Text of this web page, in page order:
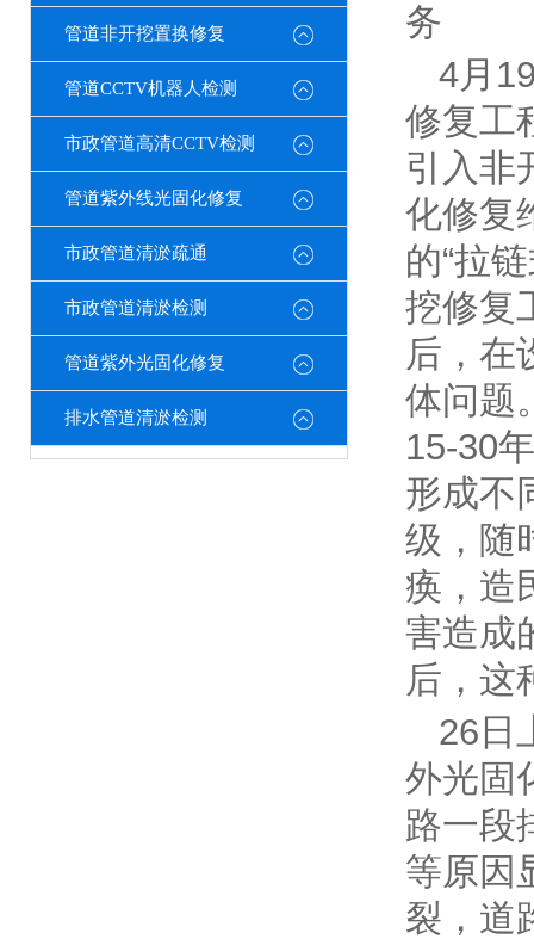
管道非开挖置换修复
管道CCTV机器人检测
市政管道高清CCTV检测
管道紫外线光固化修复
市政管道清淤疏通
市政管道清淤检测
管道紫外光固化修复
排水管道清淤检测
务
4月
修复工
引入非
化修复
的“拉
挖修复
后，在
体问题
15-30
形成不
级，随
痪，造
害造成
后，这
26日
外光固
路一段
等原因
裂，道